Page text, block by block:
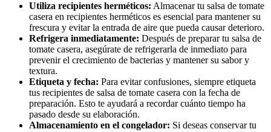
Utiliza recipientes herméticos: Almacenar tu salsa de tomate
casera en recipientes herméticos es esencial para mantener su
frescura y evitar la entrada de aire que pueda causar deterioro.
Refrigera inmediatamente: Después de preparar tu salsa de
tomate casera, asegúrate de refrigerarla de inmediato para
prevenir el crecimiento de bacterias y mantener su sabor y
textura.
Etiqueta y fecha: Para evitar confusiones, siempre etiqueta
tus recipientes de salsa de tomate casera con la fecha de
preparación. Esto te ayudará a recordar cuánto tiempo ha
pasado desde su elaboración.
Almacenamiento en el congelador: Si deseas conservar tu